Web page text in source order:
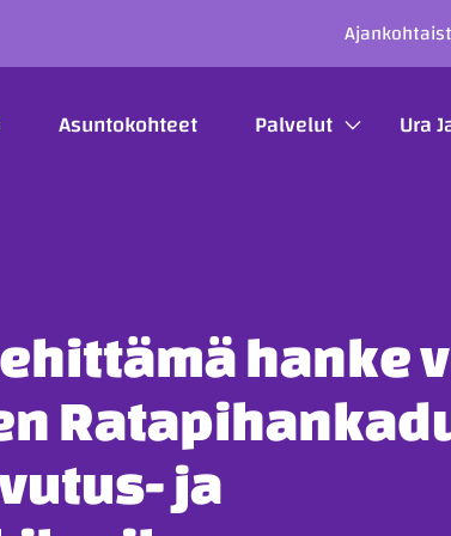
Asuntokohteet Palvelut Ura
hanke
ja